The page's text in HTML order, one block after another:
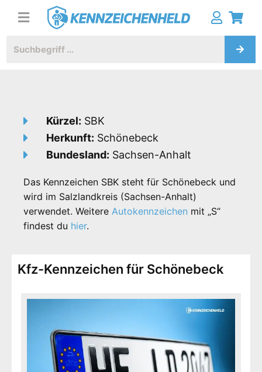
Kürzel: SBK
Herkunft: Schönebeck
Bundesland: Sachsen-Anhalt
Das Kennzeichen SBK steht für Schönebeck und
wird im Salzlandkreis (Sachsen-Anhalt)
verwendet. Weitere Autokennzeichen mit „S“
findest du hier.
Kfz-Kennzeichen für Schönebeck